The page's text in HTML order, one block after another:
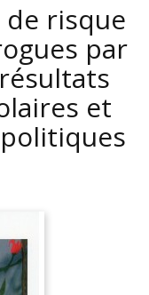
de risque
par
et